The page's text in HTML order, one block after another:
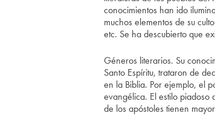
conocimientos han ido
muchos elementos de su
etc. Se ha descubierto que
Géneros literarios. Su
Santo Espíritu, trataron de
en la Biblia. Por ejemplo, el
evangélica. El estilo piadoso
de los apóstoles tienen